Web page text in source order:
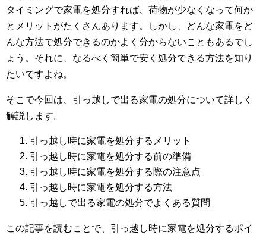
タイミングで家電を処分すれば、荷物が少なくなって何か
とメリットがたくさんあります。しかし、どんな家電をど
んな方法で処分できるのかよく分からないこともあるでし
ょう。それに、なるべく簡単で安く処分できる方法を知り
たいですよね。
そこで今回は、引っ越しで出る家電の処分について詳しく
解説します。
引っ越し時に家電を処分するメリット
引っ越し時に家電を処分する前の準備
引っ越し時に家電を処分する際の注意点
引っ越し時に家電を処分する方法
引っ越しで出る家電の処分でよくある質問
この記事を読むことで、引っ越し時に家電を処分するポイ